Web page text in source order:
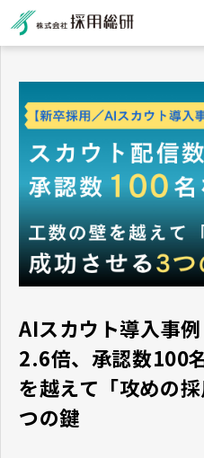
研
導
採用・研
セ
AIスカウト導入事
2.6倍、承認数100
を越えて「攻めの
つの鍵